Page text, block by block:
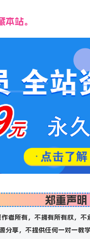
站。
郑重声明
者所有，不拥有所有权，
享，不提供任何一对一教